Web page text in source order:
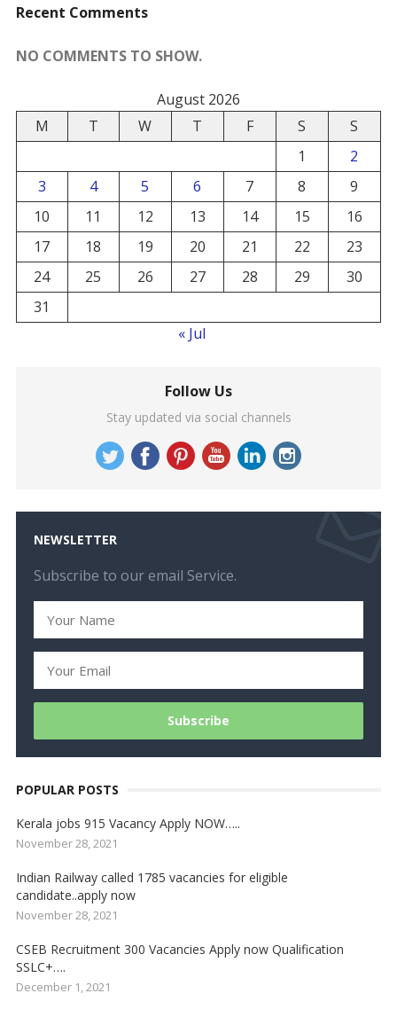
Recent Comments
NO COMMENTS TO SHOW.
August 2026
M
T W T F S
S
1
2
3
4 5 6 7 8
9
10
11 12 13 14 15
16
17
18 19 20 21 22
23
24
25 26 27 28 29
30
31
« Jul
Follow Us
Stay updated via social channels
NEWSLETTER
Subscribe to our email Service.
POPULAR POSTS
Kerala jobs 915 Vacancy Apply NOW…..
November 28, 2021
Indian Railway called 1785 vacancies for eligible
candidate..apply now
November 28, 2021
CSEB Recruitment 300 Vacancies Apply now Qualification
SSLC+….
December 1, 2021